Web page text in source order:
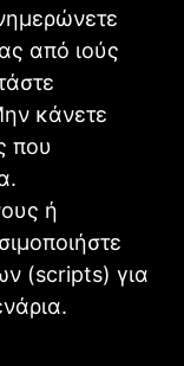
από ιούς
κάνετε
που
ή
(scripts) για